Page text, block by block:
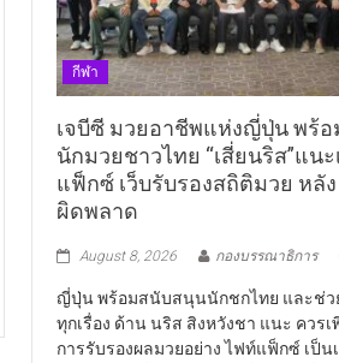
กีฬา
เจบีซี มวยอาชีพแห่งญี่ปุ่น พร้
นักมวยชาวไทย “เสี่ยนริส”แน
แฟ็กซ์ เว็บรับรองสถิติมวย หลั
ผิดพลาด
August 8, 2026 กองบรรณาธิการ
ญี่ปุ่น พร้อมสนับสนุนนักชกไทย และช่ว
ทุกเรื่อง ด้าน นริส สิงหวังชา แนะ ควร
การรับรองผลมวยอย่าง ไฟท์แฟ็กซ์ เป็